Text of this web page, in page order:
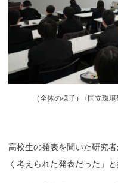
（全体の様子） 〈国立環
高校生の発表を聞いた研究
く考えられた発表だった」